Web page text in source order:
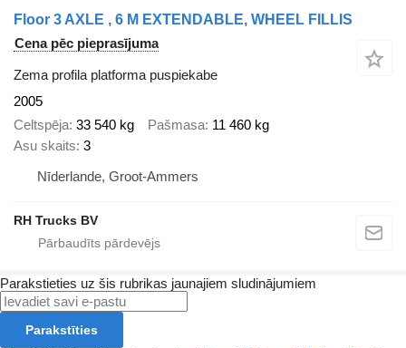
Floor 3 AXLE , 6 M EXTENDABLE, WHEEL FILLIS
Cena pēc pieprasījuma
Zema profila platforma puspiekabe
2005
Celtspēja 33 540 kg Pašmasa 11 460 kg
Asu skaits 3
Nīderlande, Groot-Ammers
RH Trucks BV
Parakstieties uz šis rubrikas jaunajiem sludinājumiem
Parakstīties